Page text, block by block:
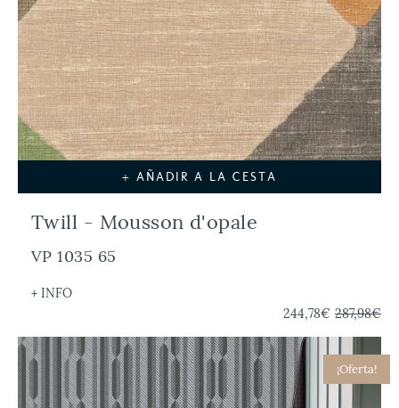
+ AÑADIR A LA CESTA
Twill - Mousson d'opale
VP 1035 65
+ INFO
244,78€ 287,98€
¡Oferta!